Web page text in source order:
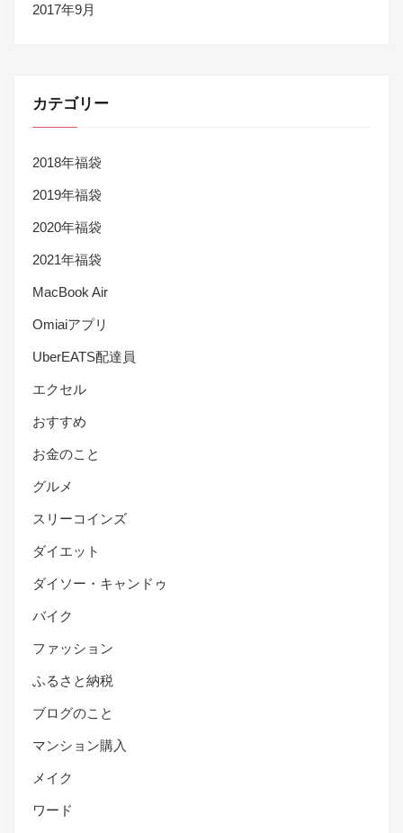
2017年9月
カテゴリー
2018年福袋
2019年福袋
2020年福袋
2021年福袋
MacBook Air
Omiaiアプリ
UberEATS配達員
エクセル
おすすめ
お金のこと
グルメ
スリーコインズ
ダイエット
ダイソー・キャンドゥ
バイク
ファッション
ふるさと納税
ブログのこと
マンション購入
メイク
ワード